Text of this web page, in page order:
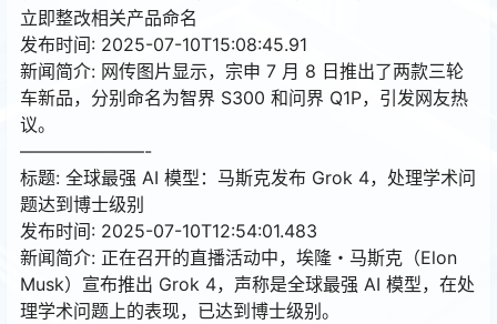
立即整改相关产品命名
发布时间: 2025-07-10T15:08:45.91
新闻简介: 网传图片显示，宗申 7 月 8 日推出了两款三轮
车新品，分别命名为智界 S300 和问界 Q1P，引发网友热
议。
———————-
标题: 全球最强 AI 模型：马斯克发布 Grok 4，处理学术问
题达到博士级别
发布时间: 2025-07-10T12:54:01.483
新闻简介: 正在召开的直播活动中，埃隆・马斯克（Elon
Musk）宣布推出 Grok 4，声称是全球最强 AI 模型，在处
理学术问题上的表现，已达到博士级别。